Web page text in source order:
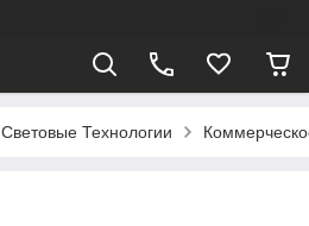
Световые Технологии